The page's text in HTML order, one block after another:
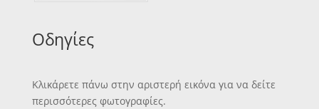
Οδηγίες
Κλικάρετε πάνω στην αριστερή εικόνα για να δείτε
περισσότερες φωτογραφίες.